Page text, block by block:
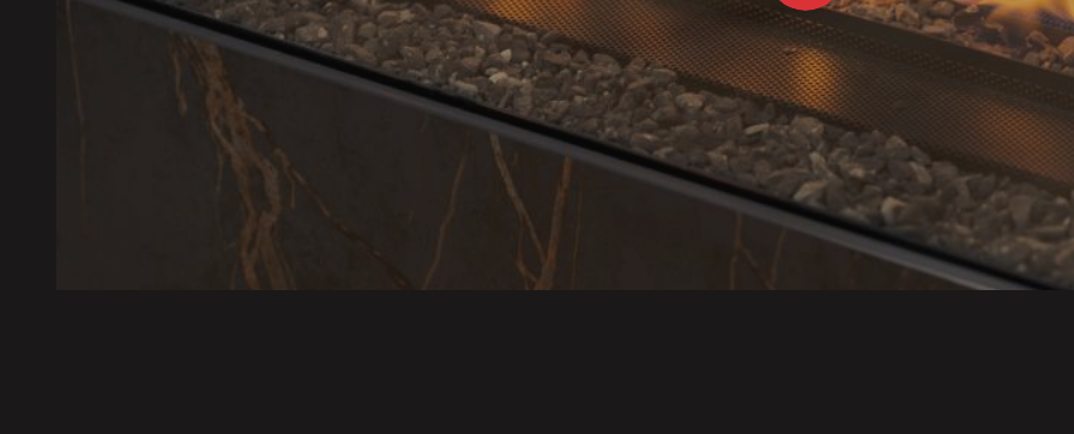
novadi – izvēloties
Telpas parametri
–
ventilācijas sistēma, gaisa
Drošība – ugunsdrošības
arī jumta konstrukcijām un
Interjera dizains
–
vēlmēm, atbilstoši dizaina